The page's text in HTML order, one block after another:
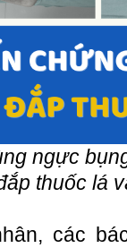
ngực
thuốc lá
các